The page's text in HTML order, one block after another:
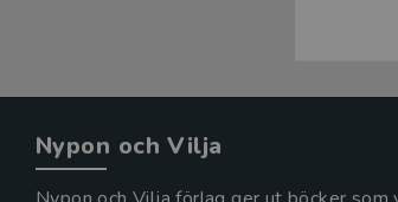
Nypon och Vilja